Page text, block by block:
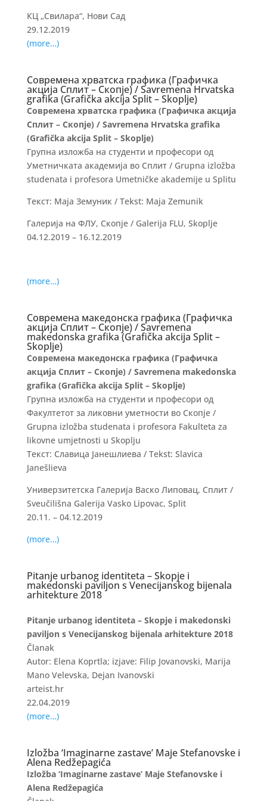
КЦ „Свилара“, Нови Сад
29.12.2019
(more…)
Современа хрватска графика (Графичка
акција Сплит – Скопје) / Savremena Hrvatska
grafika (Grafička akcija Split – Skoplje)
Современа хрватска графика (Графичка акција
Сплит – Скопје) / Savremena Hrvatska grafika
(Grafička akcija Split – Skoplje)
Групна изложба на студенти и професори од
Уметничката академија во Сплит / Grupna izložba
studenata i profesora Umetničke akademije u Splitu
Текст: Маја Земуник / Tekst: Maja Zemunik
Галерија на ФЛУ, Скопје / Galerija FLU, Skoplje
04.12.2019 – 16.12.2019
(more…)
Современа македонска графика (Графичка
акција Сплит – Скопје) / Savremena
makedonska grafika (Grafička akcija Split –
Skoplje)
Современа македонска графика (Графичка
акција Сплит – Скопје) / Savremena makedonska
grafika (Grafička akcija Split – Skoplje)
Групна изложба на студенти и професори од
Факултетот за ликовни уметности во Скопје /
Grupna izložba studenata i profesora Fakulteta za
likovne umjetnosti u Skoplju
Текст: Славица Јанешлиева / Tekst: Slavica
Janešlieva
Универзитетска Галерија Васко Липовац, Сплит /
Sveučilišna Galerija Vasko Lipovac, Split
20.11. – 04.12.2019
(more…)
Pitanje urbanog identiteta – Skopje i
makedonski paviljon s Venecijanskog bijenala
arhitekture 2018
Pitanje urbanog identiteta – Skopje i makedonski
paviljon s Venecijanskog bijenala arhitekture 2018
Članak
Autor: Elena Koprtla; izjave: Filip Jovanovski, Marija
Mano Velevska, Dejan Ivanovski
arteist.hr
22.04.2019
(more…)
Izložba ‘Imaginarne zastave’ Maje Stefanovske i
Alena Redžepagića
Izložba ‘Imaginarne zastave’ Maje Stefanovske i
Alena Redžepagića